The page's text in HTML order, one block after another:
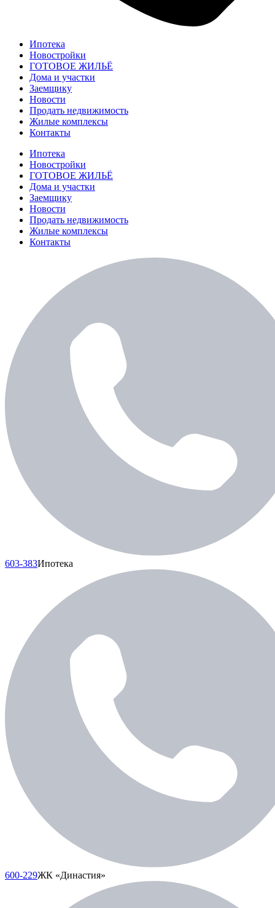
Ипотека
Новостройки
ГОТОВОЕ ЖИЛЬЁ
Дома и участки
Заемщику
Новости
Продать недвижимость
Жилые комплексы
Контакты
Ипотека
Новостройки
ГОТОВОЕ ЖИЛЬЁ
Дома и участки
Заемщику
Новости
Продать недвижимость
Жилые комплексы
Контакты
603-383Ипотека
600-229ЖК «Династия»